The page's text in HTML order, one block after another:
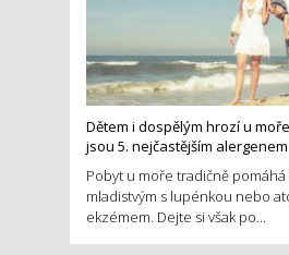
Dětem i dospělým hrozí u
jsou 5. nejčastějším alergenem
Pobyt u moře tradičně pomáhá
mladistvým s lupénkou nebo
ekzémem. Dejte si však po...